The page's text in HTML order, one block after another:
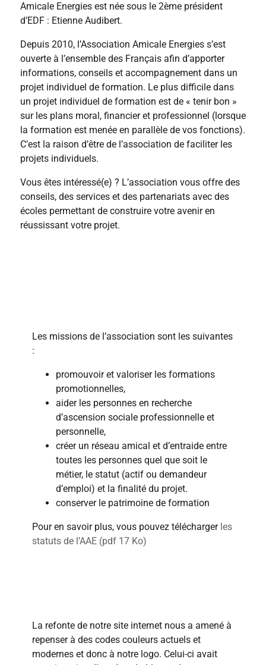
Amicale Energies est née sous le 2ème président
d’EDF : Etienne Audibert.
Depuis 2010, l’Association Amicale Energies s’est
ouverte à l’ensemble des Français afin d’apporter
informations, conseils et accompagnement dans un
projet individuel de formation. Le plus difficile dans
un projet individuel de formation est de « tenir bon »
sur les plans moral, financier et professionnel (lorsque
la formation est menée en parallèle de vos fonctions).
C’est la raison d’être de l’association de faciliter les
projets individuels.
Vous êtes intéressé(e) ? L’association vous offre des
conseils, des services et des partenariats avec des
écoles permettant de construire votre avenir en
réussissant votre projet.
Les missions de l’association sont les suivantes
:
promouvoir et valoriser les formations
promotionnelles,
aider les personnes en recherche
d’ascension sociale professionnelle et
personnelle,
créer un réseau amical et d’entraide entre
toutes les personnes quel que soit le
métier, le statut (actif ou demandeur
d’emploi) et la finalité du projet.
conserver le patrimoine de formation
Pour en savoir plus, vous pouvez télécharger les
statuts de l’AAE (pdf 17 Ko)
La refonte de notre site internet nous a amené à
repenser à des codes couleurs actuels et
modernes et donc à notre logo. Celui-ci avait